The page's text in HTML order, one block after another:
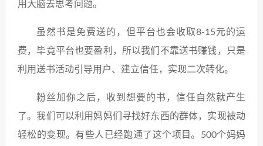
用大脑去思考问题。
虽然书是免费送的，但平台也会收取8-15元的运
费，毕竟平台也要盈利，所以我们不靠送书赚钱，只是
利用送书活动引导用户、建立信任，实现二次转化。
粉丝加你之后，收到想要的书，信任自然就产生
了。我们可以利用妈妈们寻找好东西的群体，实现被动
轻松的变现。有些人已经跑通了这个项目。500个妈妈